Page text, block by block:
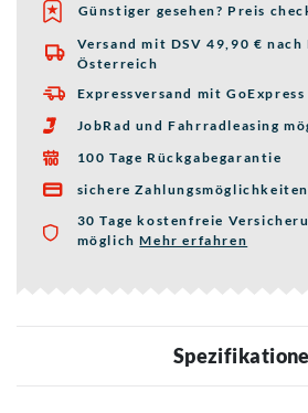
Günstiger gesehen? Preis

Versand mit DSV 49,90 €
Österreich
 Expressversand mit
 JobRad und Fahrradleasing
 100 Tage Rückgabegarantie

sichere Zahlungsmöglichkeiten
30 Tage kostenfreie
möglichMehr erfahren